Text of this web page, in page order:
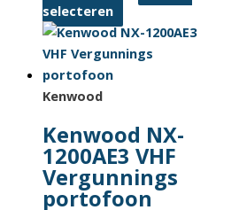
selecteren
Dit
product
heeft
optie
kan
gekozen
worden
Kenwood
Kenwood NX-
1200AE3 VHF
Vergunnings
portofoon